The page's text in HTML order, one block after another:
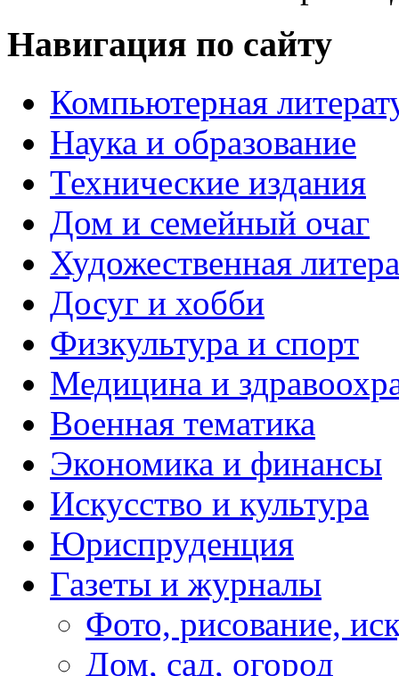
Навигация по сайту
Компьютерная
Наука и образование
Технические издания
Дом и семейный очаг
Художественная
Досуг и хобби
Физкультура и спорт
Медицина и
Военная тематика
Экономика и финансы
Искусство и культура
Юриспруденция
Газеты и журналы
Фото, рисование,
Дом, сад, огород